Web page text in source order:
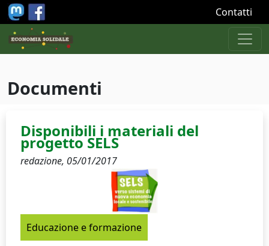
Salta al contenuto principale Contatti
Documenti
Disponibili i materiali del
progetto SELS
redazione, 05/01/2017
Educazione e formazione